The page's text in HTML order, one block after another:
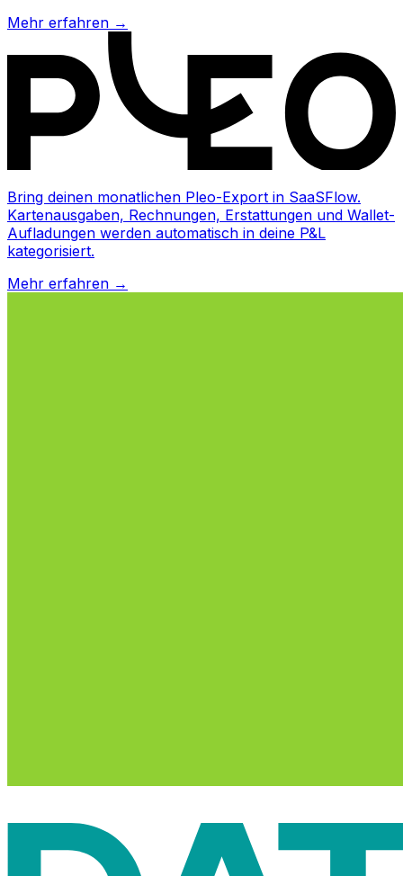
Mehr erfahren →
Bring deinen monatlichen Pleo-Export in SaaSFlow.
Kartenausgaben, Rechnungen, Erstattungen und Wallet-
Aufladungen werden automatisch in deine P&L
kategorisiert.
Mehr erfahren →